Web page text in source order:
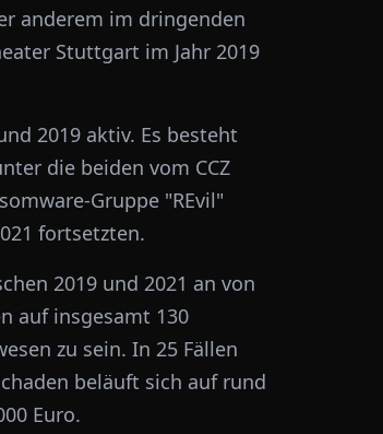
anderem im dringenden
Stuttgart im Jahr 2019
2019 aktiv. Es besteht
die beiden vom CCZ
Gruppe "REvil"
fortsetzten.
2019 und 2021 an von
auf insgesamt 130
zu sein. In 25 Fällen
beläuft sich auf rund
Euro.